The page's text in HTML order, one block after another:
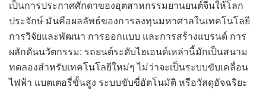
เป็นการประกาศศักดาของอุตสาหกรรมยานยนต์จีนให้โลก
ประจักษ์ มันคือผลลัพธ์ของการลงทุนมหาศาลในเทคโนโลยี
การวิจัยและพัฒนา การออกแบบ และการสร้างแบรนด์ การ
ผลักดันนวัตกรรม: รถยนต์ระดับไฮเอนด์เหล่านี้มักเป็นสนาม
ทดลองสำหรับเทคโนโลยีใหม่ๆ ไม่ว่าจะเป็นระบบขับเคลื่อน
ไฟฟ้า แบตเตอรี่ขั้นสูง ระบบขับขี่อัตโนมัติ หรือวัสดุอัจฉริยะ